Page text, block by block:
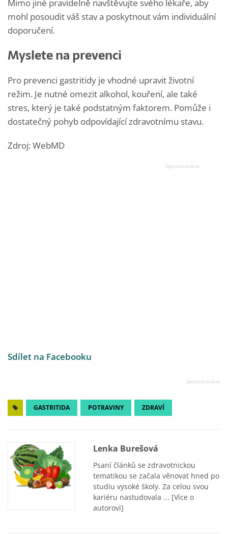
Mimo jiné pravidelně navštěvujte svého lékaře, aby
mohl posoudit váš stav a poskytnout vám individuální
doporučení.
Myslete na prevenci
Pro prevenci gastritidy je vhodné upravit životní
režim. Je nutné omezit alkohol, kouření, ale také
stres, který je také podstatným faktorem. Pomůže i
dostatečný pohyb odpovídající zdravotnímu stavu.
Zdroj: WebMD
Sdílet na Facebooku
GASTRITIDA POTRAVINY ZDRAVÍ
Lenka Burešová
Psaní článků se zdravotnickou
tematikou se začala věnovat hned po
studiu vysoké školy. Za celou svou
kariéru nastudovala ... [Více o
autorovi]